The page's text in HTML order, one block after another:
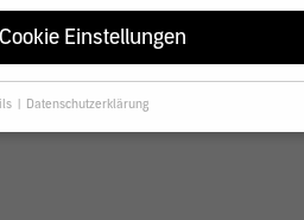
Einstellungen
Datenschutzerklärung